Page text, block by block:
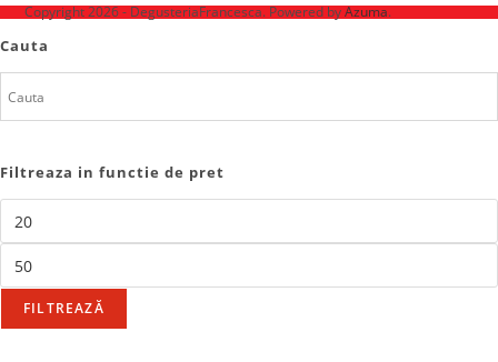
Copyright 2026 - DegusteriaFrancesca. Powered byAzuma.
Cauta
Filtreaza in functie de pret
FILTREAZĂ